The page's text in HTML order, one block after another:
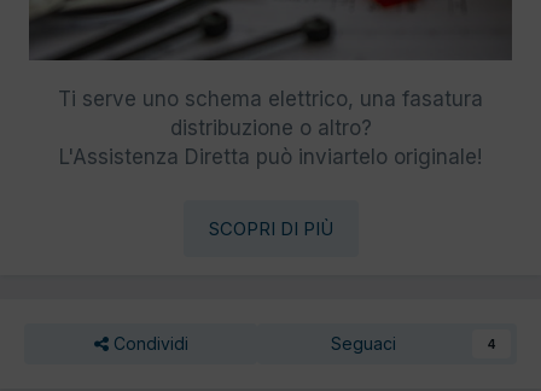
Ti serve uno schema elettrico, una fasatura
distribuzione o altro?
L'Assistenza Diretta può inviartelo originale!
SCOPRI DI PIÙ
Condividi Seguaci 4